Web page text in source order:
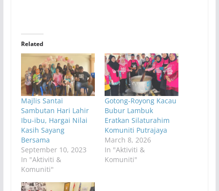
Related
Majlis Santai
Sambutan Hari Lahir
Ibu-ibu, Hargai Nilai
Kasih Sayang
Bersama
September 10, 2023
In "Aktiviti &
Komuniti"
Gotong-Royong Kacau
Bubur Lambuk
Eratkan Silaturahim
Komuniti Putrajaya
March 8, 2026
In "Aktiviti &
Komuniti"